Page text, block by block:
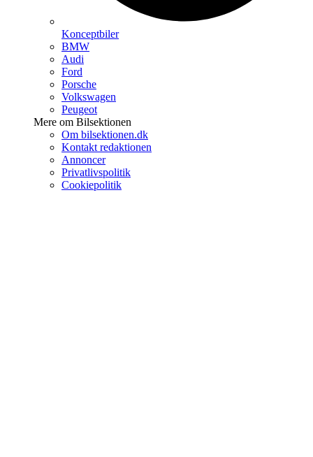
Konceptbiler
BMW
Audi
Ford
Porsche
Volkswagen
Peugeot
Mere om Bilsektionen
Om bilsektionen.dk
Kontakt redaktionen
Annoncer
Privatlivspolitik
Cookiepolitik